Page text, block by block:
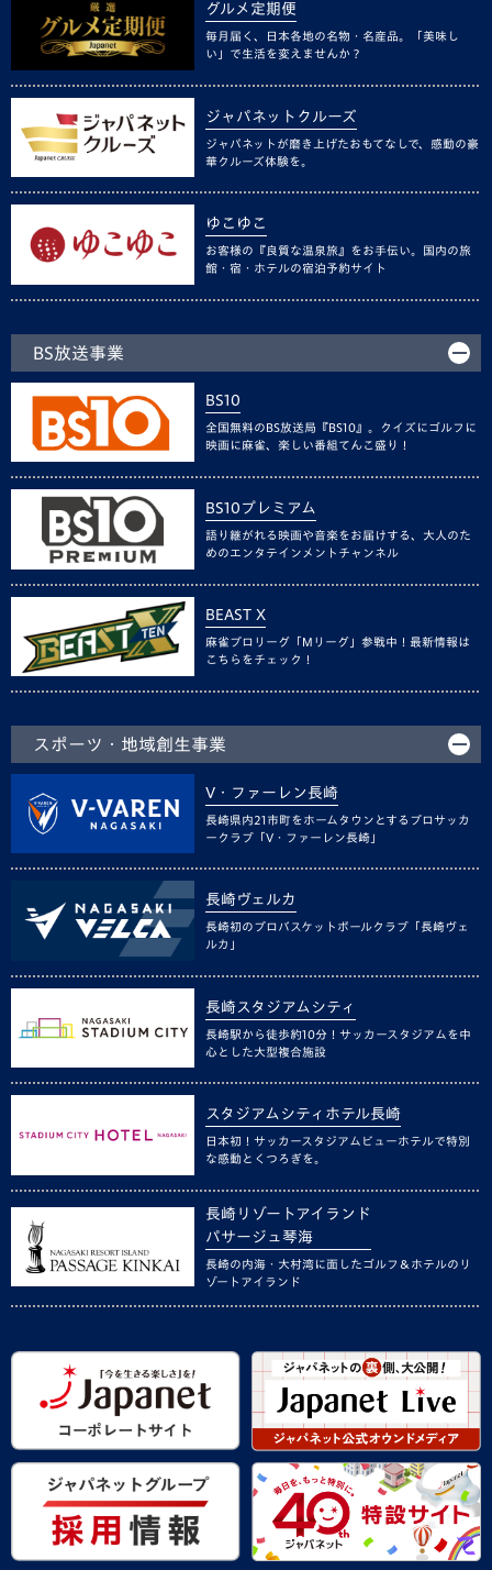
グルメ定期便
毎月届く、日本各地の名物・名産品。「美味し
い」で生活を変えませんか？
ジャパネットクルーズ
ジャパネットが磨き上げたおもてなしで、感動の豪
華クルーズ体験を。
ゆこゆこ
お客様の『良質な温泉旅』をお手伝い。国内の旅
館・宿・ホテルの宿泊予約サイト
BS放送事業
BS10
全国無料のBS放送局『BS10』。クイズにゴルフに
映画に麻雀、楽しい番組てんこ盛り！
BS10プレミアム
語り継がれる映画や音楽をお届けする、大人のた
めのエンタテインメントチャンネル
BEAST X
麻雀プロリーグ「Mリーグ」参戦中！最新情報は
こちらをチェック！
スポーツ・地域創生事業
V・ファーレン長崎
長崎県内21市町をホームタウンとするプロサッカ
ークラブ「V・ファーレン長崎」
長崎ヴェルカ
長崎初のプロバスケットボールクラブ「長崎ヴェ
ルカ」
長崎スタジアムシティ
長崎駅から徒歩約10分！サッカースタジアムを中
心とした大型複合施設
スタジアムシティホテル長崎
日本初！サッカースタジアムビューホテルで特別
な感動とくつろぎを。
長崎リゾートアイランド
パサージュ琴海
長崎の内海・大村湾に面したゴルフ＆ホテルのリ
ゾートアイランド